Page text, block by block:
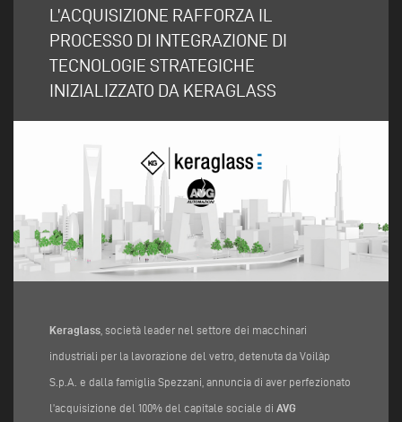
L’ACQUISIZIONE RAFFORZA IL
PROCESSO DI INTEGRAZIONE DI
TECNOLOGIE STRATEGICHE
INIZIALIZZATO DA KERAGLASS
Keraglass , società leader nel settore dei macchinari
industriali per la lavorazione del vetro, detenuta da Voilàp
S.p.A. e dalla famiglia Spezzani, annuncia di aver perfezionato
l’acquisizione del 100% del capitale sociale di AVG